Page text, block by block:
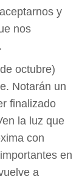
y
nos
octubre)
Notarán un
finalizado
la luz que
con
en
a